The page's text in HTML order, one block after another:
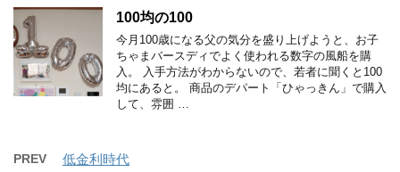
100均の100
今月100歳になる父の気分を盛り上げようと、お子
ちゃまバースディでよく使われる数字の風船を購
入。 入手方法がわからないので、若者に聞くと100
均にあると。 商品のデパート「ひゃっきん」で購入
して、雰囲 …
PREV 低金利時代